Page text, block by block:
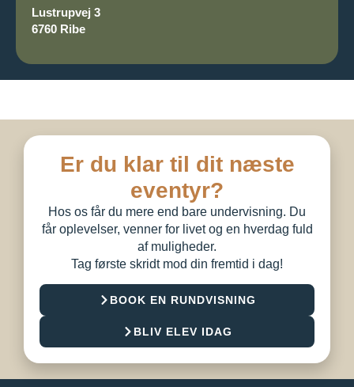
Lustrupvej 3
6760 Ribe
Er du klar til dit næste
eventyr?
Hos os får du mere end bare undervisning. Du
får oplevelser, venner for livet og en hverdag fuld
af muligheder.
Tag første skridt mod din fremtid i dag!
BOOK EN RUNDVISNING
BLIV ELEV IDAG